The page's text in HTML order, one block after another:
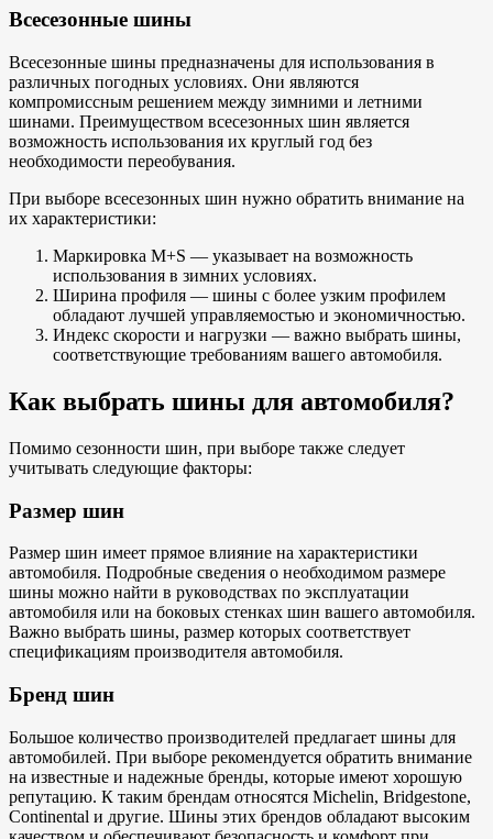
Всесезонные шины
Всесезонные шины предназначены для использования в
различных погодных условиях. Они являются
компромиссным решением между зимними и летними
шинами. Преимуществом всесезонных шин является
возможность использования их круглый год без
необходимости переобувания.
При выборе всесезонных шин нужно обратить внимание на
их характеристики:
Маркировка M+S — указывает на возможность
использования в зимних условиях.
Ширина профиля — шины с более узким профилем
обладают лучшей управляемостью и экономичностью.
Индекс скорости и нагрузки — важно выбрать шины,
соответствующие требованиям вашего автомобиля.
Как выбрать шины для автомобиля?
Помимо сезонности шин, при выборе также следует
учитывать следующие факторы:
Размер шин
Размер шин имеет прямое влияние на характеристики
автомобиля. Подробные сведения о необходимом размере
шины можно найти в руководствах по эксплуатации
автомобиля или на боковых стенках шин вашего автомобиля.
Важно выбрать шины, размер которых соответствует
спецификациям производителя автомобиля.
Бренд шин
Большое количество производителей предлагает шины для
автомобилей. При выборе рекомендуется обратить внимание
на известные и надежные бренды, которые имеют хорошую
репутацию. К таким брендам относятся Michelin, Bridgestone,
Continental и другие. Шины этих брендов обладают высоким